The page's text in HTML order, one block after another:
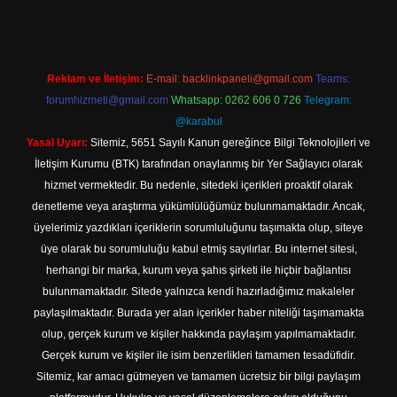
Reklam ve İletişim: E-mail: backlinkpaneli@gmail.com Teams:
forumhizmeti@gmail.com Whatsapp: 0262 606 0 726 Telegram:
@karabul
Yasal Uyarı: Sitemiz, 5651 Sayılı Kanun gereğince Bilgi Teknolojileri ve
İletişim Kurumu (BTK) tarafından onaylanmış bir Yer Sağlayıcı olarak
hizmet vermektedir. Bu nedenle, sitedeki içerikleri proaktif olarak
denetleme veya araştırma yükümlülüğümüz bulunmamaktadır. Ancak,
üyelerimiz yazdıkları içeriklerin sorumluluğunu taşımakta olup, siteye
üye olarak bu sorumluluğu kabul etmiş sayılırlar. Bu internet sitesi,
herhangi bir marka, kurum veya şahıs şirketi ile hiçbir bağlantısı
bulunmamaktadır. Sitede yalnızca kendi hazırladığımız makaleler
paylaşılmaktadır. Burada yer alan içerikler haber niteliği taşımamakta
olup, gerçek kurum ve kişiler hakkında paylaşım yapılmamaktadır.
Gerçek kurum ve kişiler ile isim benzerlikleri tamamen tesadüfidir.
Sitemiz, kar amacı gütmeyen ve tamamen ücretsiz bir bilgi paylaşım